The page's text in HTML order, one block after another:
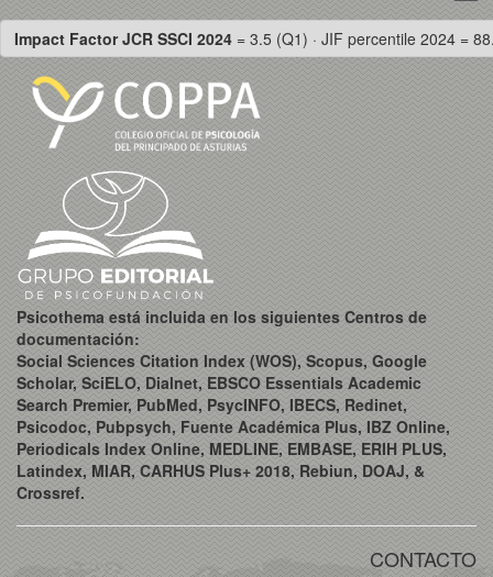
Impact Factor JCR SSCI 2024 = 3.5 (Q1) · JIF percentile 2024 =
Psicothema está incluida en los siguientes Centros de
documentación:
Social Sciences Citation Index (WOS), Scopus, Google
Scholar, SciELO, Dialnet, EBSCO Essentials Academic
Search Premier, PubMed, PsycINFO, IBECS, Redinet,
Psicodoc, Pubpsych, Fuente Académica Plus, IBZ Online,
Periodicals Index Online, MEDLINE, EMBASE, ERIH PLUS,
Latindex, MIAR, CARHUS Plus+ 2018, Rebiun, DOAJ, &
Crossref.
CONTACTO